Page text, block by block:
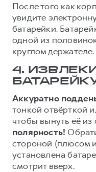
После того как
увидите
батарейки.
одной из
круглом держателе.
4.
Аккуратно
тонкой отвёрткой
чтобы вынуть её из
полярность!
стороной (плюсом
установлена
смотрит вверх.